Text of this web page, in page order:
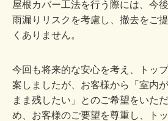
屋根カバー工法を行う際には、今
雨漏りリスクを考慮し、撤去をご
くありません。
今回も将来的な安心を考え、トッ
案しましたが、お客様から「室内
まま残したい」とのご希望をいた
め、お客様のご要望を尊重し、ト